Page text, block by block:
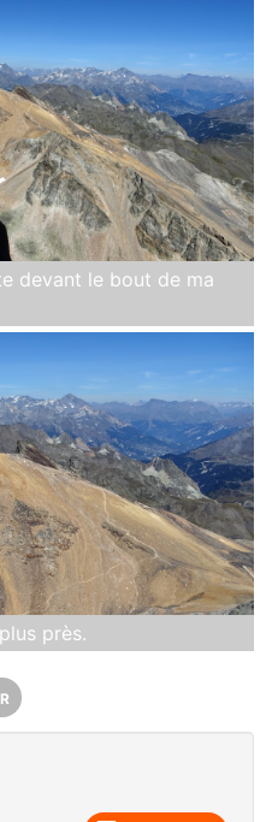
devant le bout de ma
près.